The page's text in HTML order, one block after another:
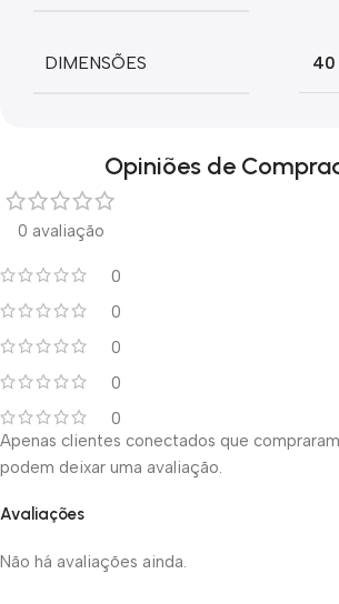
DIMENSÕES 40
Opiniões de
0 avaliação
0
0
0
0
0
Avaliações
Não há avaliações ainda.
Apenas clientes conectados que
podem deixar uma avaliação.